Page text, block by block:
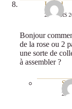
Ingrid
27 MARS
Bonjour
de la rose ou 2
une sorte de
à assembler ?
29